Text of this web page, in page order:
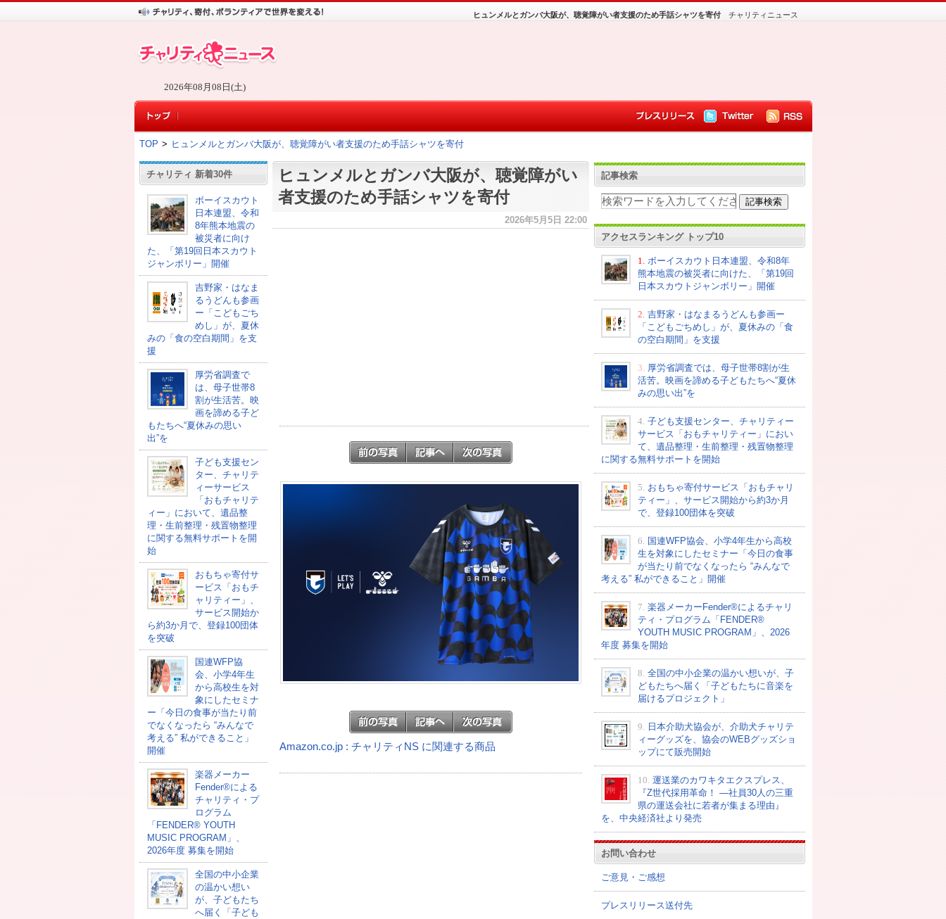
2026年08月08日(土)
チャリティニュース
ヒュンメルとガンバ大阪が、聴覚障がい者支援のため手話シャツを寄付
TOP > ヒュンメルとガンバ大阪が、聴覚障がい者支援のため手話シャツを寄付
チャリティ 新着30件
ボーイスカウト
日本連盟、令和
8年熊本地震の
被災者に向け
た、「第19回日本スカウト
ジャンボリー」開催
吉野家・はなま
るうどんも参画
ー「こどもごち
めし」が、夏休
みの「食の空白期間」を支
援
厚労省調査で
は、母子世帯8
割が生活苦。映
画を諦める子ど
もたちへ“夏休みの思い
出”を
子ども支援セン
ター、チャリテ
ィーサービス
「おもチャリテ
ィー」において、遺品整
理・生前整理・残置物整理
に関する無料サポートを開
始
おもちゃ寄付サ
ービス「おもチ
ャリティー」、
サービス開始か
ら約3か月で、登録100団体
を突破
国連WFP協
会、小学4年生
から高校生を対
象にしたセミナ
ー「今日の食事が当たり前
でなくなったら “みんなで
考える” 私ができること」
開催
楽器メーカー
Fender®による
チャリティ・プ
ログラム
「FENDER®︎ YOUTH
MUSIC PROGRAM」、
2026年度 募集を開始
全国の中小企業
の温かい想い
が、子どもたち
へ届く「子ども
ヒュンメルとガンバ大阪が、聴覚障がい
者支援のため手話シャツを寄付
2026年5月5日 22:00
Amazon.co.jp : チャリティNS に関連する商品
記事検索
アクセスランキング トップ10
1.
ボーイスカウト日本連盟、令和8年
熊本地震の被災者に向けた、「第19回
日本スカウトジャンボリー」開催
2. 吉野家・はなまるうどんも参画ー
「こどもごちめし」が、夏休みの「食
の空白期間」を支援
3. 厚労省調査では、母子世帯8割が生
活苦。映画を諦める子どもたちへ“夏休
みの思い出”を
4. 子ども支援センター、チャリティー
サービス「おもチャリティー」におい
て、遺品整理・生前整理・残置物整理
に関する無料サポートを開始
5. おもちゃ寄付サービス「おもチャリ
ティー」、サービス開始から約3か月
で、登録100団体を突破
6. 国連WFP協会、小学4年生から高校
生を対象にしたセミナー「今日の食事
が当たり前でなくなったら “みんなで
考える” 私ができること」開催
7. 楽器メーカーFender®によるチャリ
ティ・プログラム「FENDER®︎
YOUTH MUSIC PROGRAM」、2026
年度 募集を開始
8. 全国の中小企業の温かい想いが、子
どもたちへ届く「子どもたちに音楽を
届けるプロジェクト」
9.
日本介助犬協会が、介助犬チャリテ
ィーグッズを、協会のWEBグッズショ
ップにて販売開始
10. 運送業のカワキタエクスプレス、
『Z世代採用革命！ ―社員30人の三重
県の運送会社に若者が集まる理由』
を、中央経済社より発売
お問い合わせ
ご意見・ご感想
プレスリリース送付先